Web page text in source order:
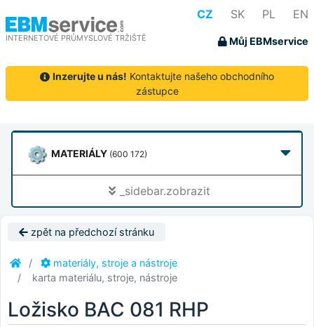
INTERNETOVÉ PRŮMYSLOVÉ TRŽIŠTĚ
CZ SK PL EN
Můj EBMservice
Inzerujte u nás! Kontaktujte našeho obchodního
zástupce
MATERIÁLY (600 172)
_sidebar.zobrazit
zpět na předchozí stránku
materiály, stroje a nástroje
karta materiálu, stroje, nástroje
Ložisko BAC 081 RHP